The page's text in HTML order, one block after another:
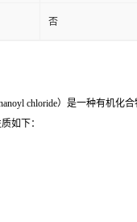
否
chloride）是一种有机化
如下：